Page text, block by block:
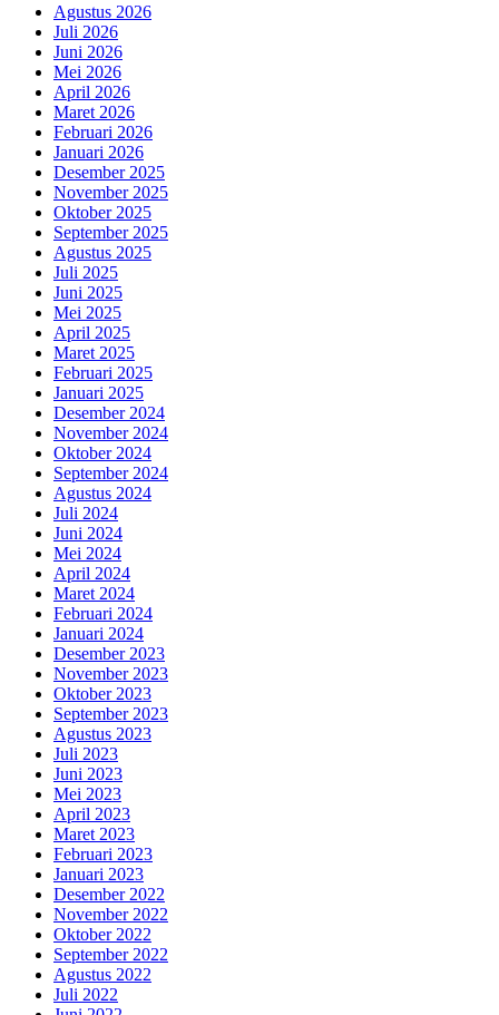
Agustus 2026
Juli 2026
Juni 2026
Mei 2026
April 2026
Maret 2026
Februari 2026
Januari 2026
Desember 2025
November 2025
Oktober 2025
September 2025
Agustus 2025
Juli 2025
Juni 2025
Mei 2025
April 2025
Maret 2025
Februari 2025
Januari 2025
Desember 2024
November 2024
Oktober 2024
September 2024
Agustus 2024
Juli 2024
Juni 2024
Mei 2024
April 2024
Maret 2024
Februari 2024
Januari 2024
Desember 2023
November 2023
Oktober 2023
September 2023
Agustus 2023
Juli 2023
Juni 2023
Mei 2023
April 2023
Maret 2023
Februari 2023
Januari 2023
Desember 2022
November 2022
Oktober 2022
September 2022
Agustus 2022
Juli 2022